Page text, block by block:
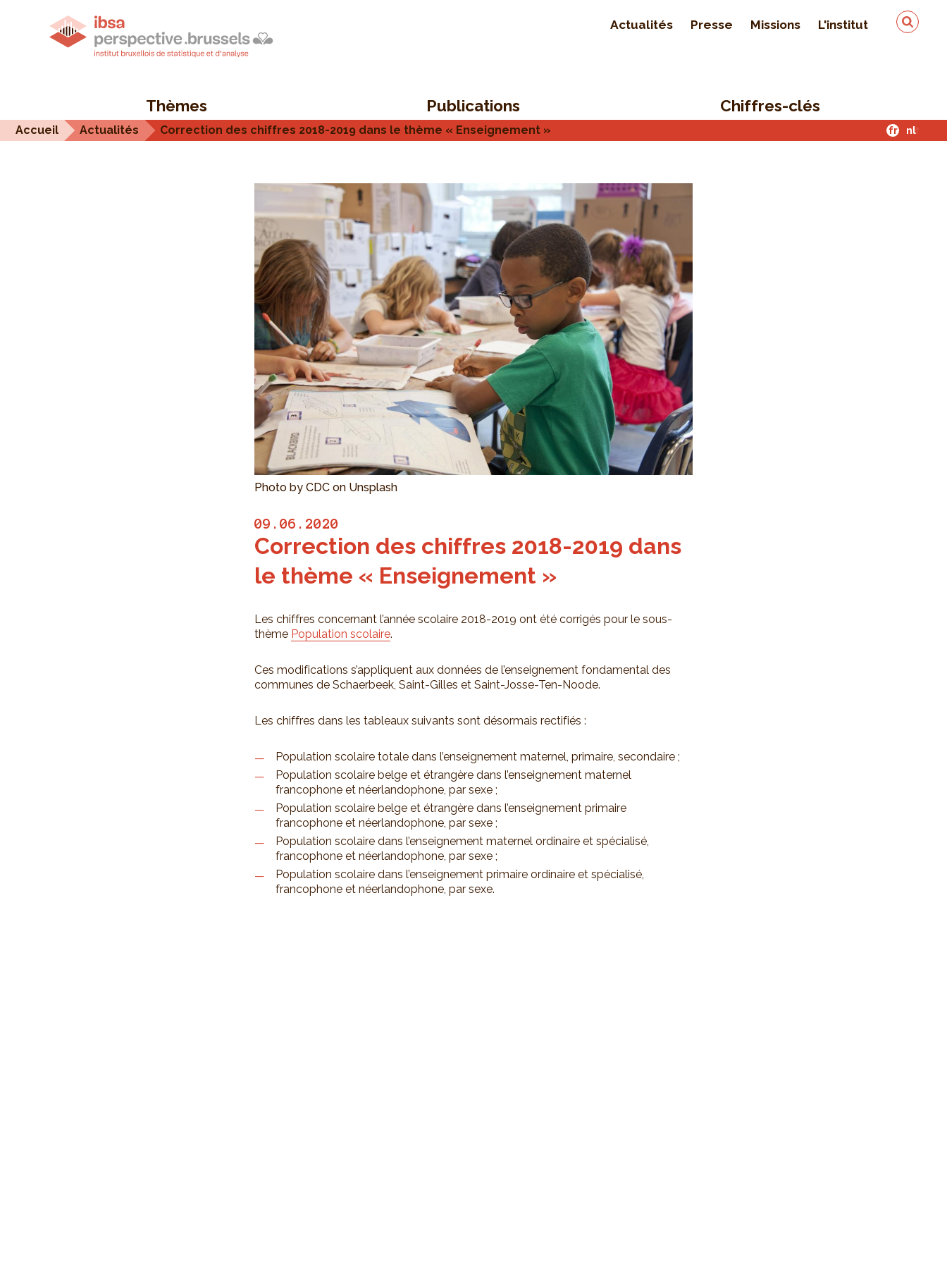
Actualités Presse Missions L'institut
Qualité & sécurité des
Thèmes Publications Chiffres-clés
Accueil Actualités Correction des chiffres 2018-2019 dans le thème « Enseignement » fr nl
Photo by CDC on Unsplash
09.06.2020
Correction des chiffres 2018-2019 dans
le thème « Enseignement »
Les chiffres concernant l’année scolaire 2018-2019 ont été corrigés pour le sous-
thème Population scolaire.
Ces modifications s’appliquent aux données de l’enseignement fondamental des
communes de Schaerbeek, Saint-Gilles et Saint-Josse-Ten-Noode.
Les chiffres dans les tableaux suivants sont désormais rectifiés :
Population scolaire totale dans l’enseignement maternel, primaire, secondaire ;
Population scolaire belge et étrangère dans l’enseignement maternel
francophone et néerlandophone, par sexe ;
Population scolaire belge et étrangère dans l’enseignement primaire
francophone et néerlandophone, par sexe ;
Population scolaire dans l’enseignement maternel ordinaire et spécialisé,
francophone et néerlandophone, par sexe ;
Population scolaire dans l’enseignement primaire ordinaire et spécialisé,
francophone et néerlandophone, par sexe.